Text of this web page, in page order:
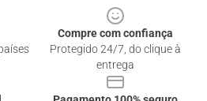
Compre com confiança
Protegido 24/7, do clique à
entrega